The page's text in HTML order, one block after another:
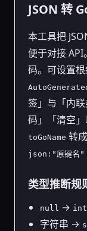
JSON 转
本工具把
便于对接 API
码。可设置
签」与「内
码」「清空
toGoName 转
json:"原键名"
类型推断规
null →
字符串 →